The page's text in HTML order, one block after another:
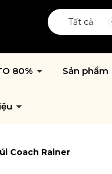
Tất cả
80% Sản phẩm
Coach Rainer